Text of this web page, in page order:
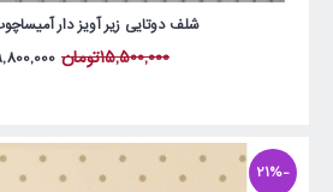
شلف دوتایی زیر آویز دار
15,500,000تومان
-21%